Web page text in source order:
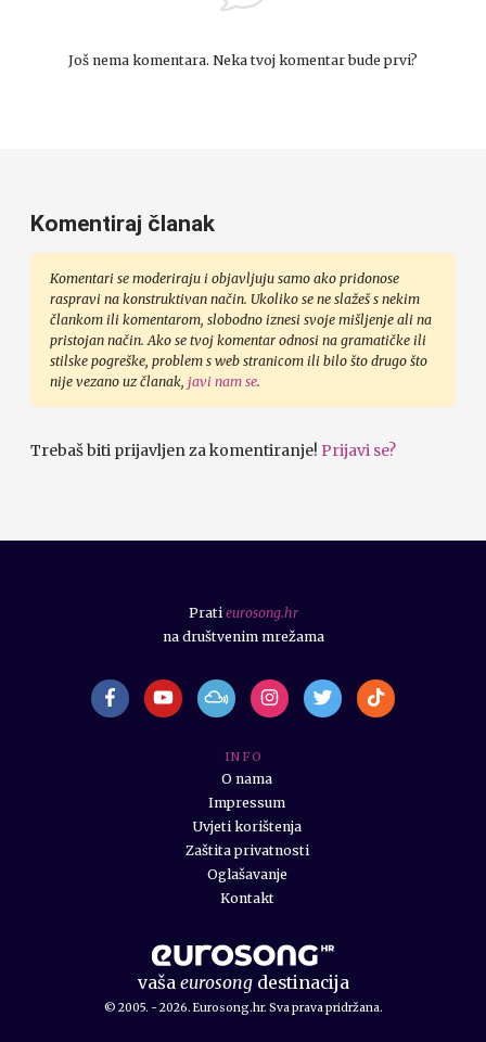
Još nema komentara. Neka tvoj komentar bude prvi?
Komentiraj članak
Komentari se moderiraju i objavljuju samo ako pridonose
raspravi na konstruktivan način. Ukoliko se ne slažeš s nekim
člankom ili komentarom, slobodno iznesi svoje mišljenje ali na
pristojan način. Ako se tvoj komentar odnosi na gramatičke ili
stilske pogreške, problem s web stranicom ili bilo što drugo što
nije vezano uz članak, javi nam se.
Trebaš biti prijavljen za komentiranje! Prijavi se?
vaša eurosongdestinacija
© 2005. - 2026. Eurosong.hr. Sva prava pridržana.
I N F O
O nama
Impressum
Uvjeti korištenja
Zaštita privatnosti
Oglašavanje
Kontakt
Prati eurosong.hr
na društvenim mrežama